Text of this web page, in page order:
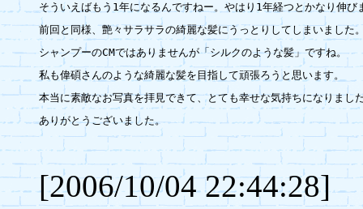
そういえばもう1年になるんですねー。やはり1年経つとかなり伸び
前回と同様、艶々サラサラの綺麗な髪にうっとりしてしまいました
シャンプーのCMではありませんが「シルクのような髪」ですね。
私も偉碩さんのような綺麗な髪を目指して頑張ろうと思います。
本当に素敵なお写真を拝見できて、とても幸せな気持ちになりまし
ありがとうございました。
[2006/10/04 22:44:28]